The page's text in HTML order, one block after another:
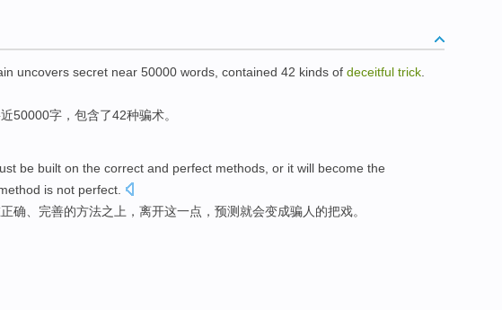
uncovers secret near 50000 words, contained 42 kinds of deceitful trick.
50000字 ， 包含了42种骗术。
be built on the correct and perfect methods , or it will become the
is not perfect.
正确 完善的方法之上，离开这一点，预测就会变成骗人 的把戏。